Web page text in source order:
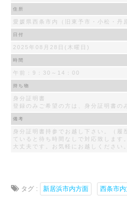
住所
愛媛県西条市内（旧東予市・小松・
日付
2025年08月28日(木曜日)
時間
午前：9：30～14：00
持ち物
身分証明書
登録のみご希望の方は、身分証明書の
備考
身分証明書持参でお越し下さい。（履
ていると待ち時間なしで対応致します
大丈夫です。お気軽にお越しください。
タグ : 新居浜市内方面 西条市